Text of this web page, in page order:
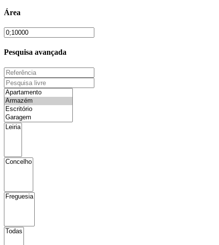
Área
Pesquisa avançada